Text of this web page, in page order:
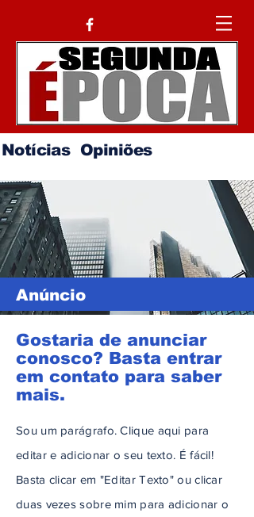
Notícias Opiniões
Sou um parágrafo. Clique aqui para
editar e adicionar o seu texto. É fácil!
Basta clicar em "Editar Texto" ou clicar
duas vezes sobre mim para adicionar o
Anúncio
Gostaria de anunciar
conosco? Basta entrar
em contato para saber
mais.